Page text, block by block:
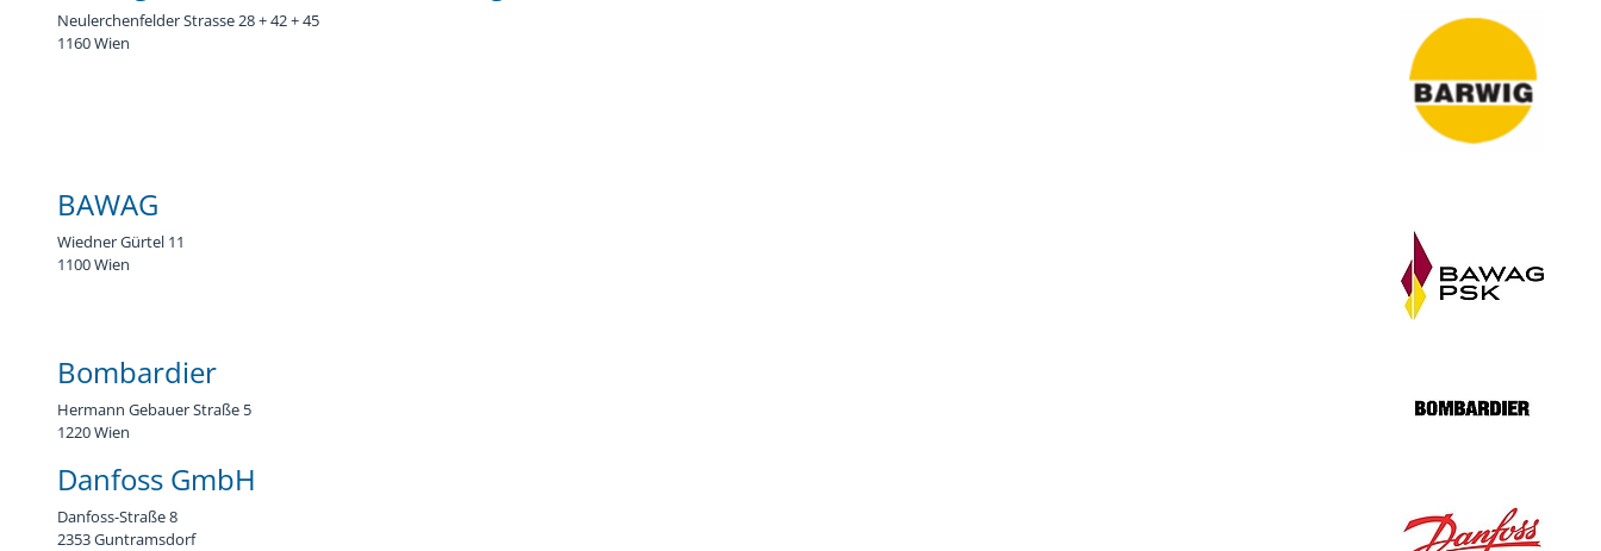
Neulerchenfelder Strasse 28 + 42 + 45
1160 Wien
BAWAG
Wiedner Gürtel 11
1100 Wien
Bombardier
Hermann Gebauer Straße 5
1220 Wien
Danfoss GmbH
Danfoss-Straße 8
2353 Guntramsdorf
Chronik
Sponsoren